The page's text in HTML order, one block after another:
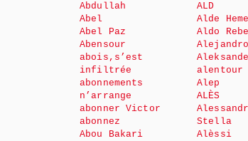
Abdullah
Abel
Abel Paz
Abensour
abois,s’est
infiltrée
abonnements
n’arrange
abonner Victor
abonnez
Abou Bakari
ALD
Alde
Aldo
Alejandro
alentour
Alep
ALÈS
Stella
Alèssi